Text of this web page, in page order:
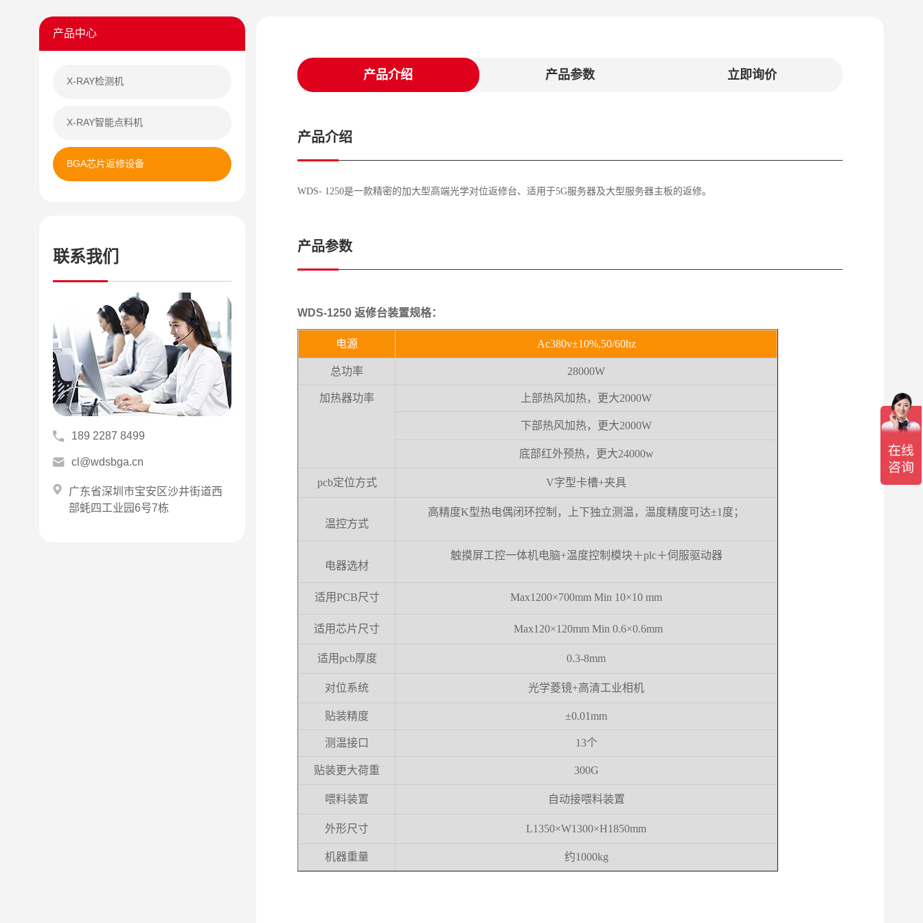
产品中心
X-RAY检测机
X-RAY智能点料机
BGA芯片返修设备
联系我们
189 2287 8499
cl@wdsbga.cn
广东省深圳市宝安区沙井街道西
部蚝四工业园6号7栋
产品介绍 产品参数 立即询价
产品介绍
WDS- 1250是一款精密的加大型高端光学对位返修台、适用于5G服务器及大型服务器主板的返修。
产品参数
WDS-1250 返修台装置规格：
电源 Ac380v±10%,50/60hz
总功率 28000W
加热器功率 上部热风加热，更大2000W
下部热风加热，更大2000W
底部红外预热，更大24000w
pcb定位方式 V字型卡槽+夹具
温控方式
高精度K型热电偶闭环控制，上下独立测温，温度精度可达±1度；
电器选材
触摸屏工控一体机电脑+温度控制模块＋plc＋伺服驱动器
适用PCB尺寸 Max1200×700mm Min 10×10 mm
适用芯片尺寸 Max120×120mm Min 0.6×0.6mm
适用pcb厚度 0.3-8mm
对位系统 光学菱镜+高清工业相机
贴装精度 ±0.01mm
测温接口 13个
贴装更大荷重 300G
喂料装置 自动接喂料装置
外形尺寸 L1350×W1300×H1850mm
机器重量 约1000kg